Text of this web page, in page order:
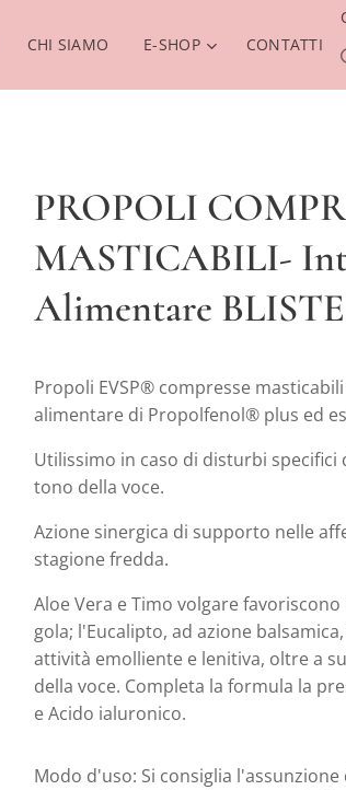
CHI SIAMO E-SHOP CONTATTI
PROPOLI
MASTICABILI-
Alimentare
Propoli EVSP® compresse
alimentare di Propolfenol® plus ed
Utilissimo in caso di disturbi specifici
tono della voce.
Azione sinergica di supporto nelle
stagione fredda.
Aloe Vera e Timo volgare
gola; l'Eucalipto, ad azione
attività emolliente e lenitiva, oltre a
della voce. Completa la formula la
e Acido ialuronico.
Modo d'uso: Si consiglia l'assunzione